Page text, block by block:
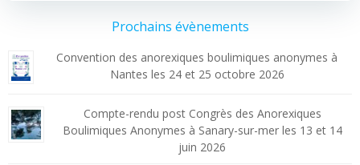
Prochains évènements
Convention des anorexiques boulimiques anonymes à
Nantes les 24 et 25 octobre 2026
Compte-rendu post Congrès des Anorexiques
Boulimiques Anonymes à Sanary-sur-mer les 13 et 14
juin 2026